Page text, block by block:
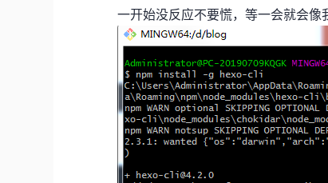
一开始没反应不要慌，等一会就会像